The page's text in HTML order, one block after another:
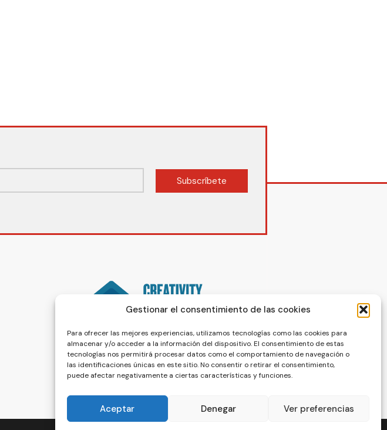
Gestionar el consentimiento de las cookies
Para ofrecer las mejores experiencias, utilizamos tecnologías como las cookies para
almacenar y/o acceder a la información del dispositivo. El consentimiento de estas
tecnologías nos permitirá procesar datos como el comportamiento de navegación o
las identificaciones únicas en este sitio. No consentir o retirar el consentimiento,
puede afectar negativamente a ciertas características y funciones.
Aceptar Denegar Ver preferencias
Subscríbete